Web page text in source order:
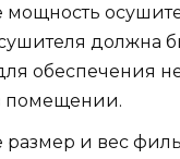
должна
обеспечения
помещении.
и вес